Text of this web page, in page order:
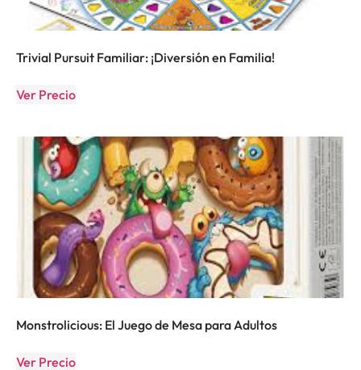
Trivial Pursuit Familiar: ¡Diversión en Familia!
Ver Precio
Monstrolicious: El Juego de Mesa para Adultos
Ver Precio